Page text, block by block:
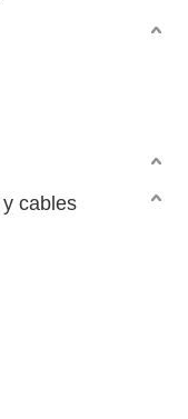
cables